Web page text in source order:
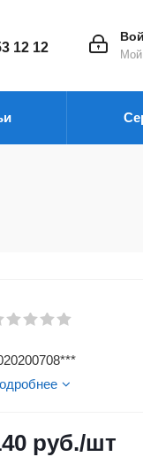
Мой
12 12
руб./шт